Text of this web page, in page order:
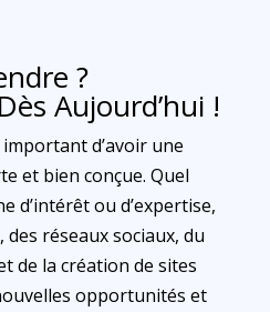
?
Aujourd’hui !
important d’avoir une
et bien conçue. Quel
d’intérêt ou d’expertise,
réseaux sociaux, du
de la création de sites
opportunités et